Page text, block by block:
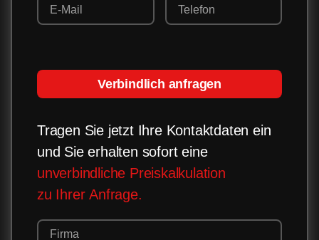
Verbindlich anfragen
Tragen Sie jetzt Ihre Kontaktdaten ein
und Sie erhalten sofort eine
unverbindliche Preiskalkulation
zu Ihrer Anfrage.